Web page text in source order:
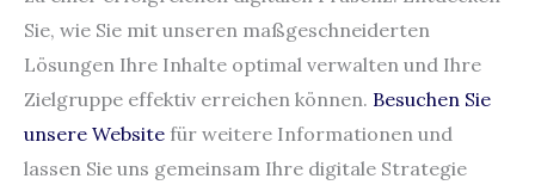
Sie, wie Sie mit unseren maßgeschneiderten
Lösungen Ihre Inhalte optimal verwalten und Ihre
Zielgruppe effektiv erreichen können. Besuchen Sie
unsere Website für weitere Informationen und
lassen Sie uns gemeinsam Ihre digitale Strategie